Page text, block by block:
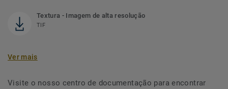
Textura - Imagem de alta resolução
TIF
Ver mais
Visite o nosso centro de documentação para encontrar